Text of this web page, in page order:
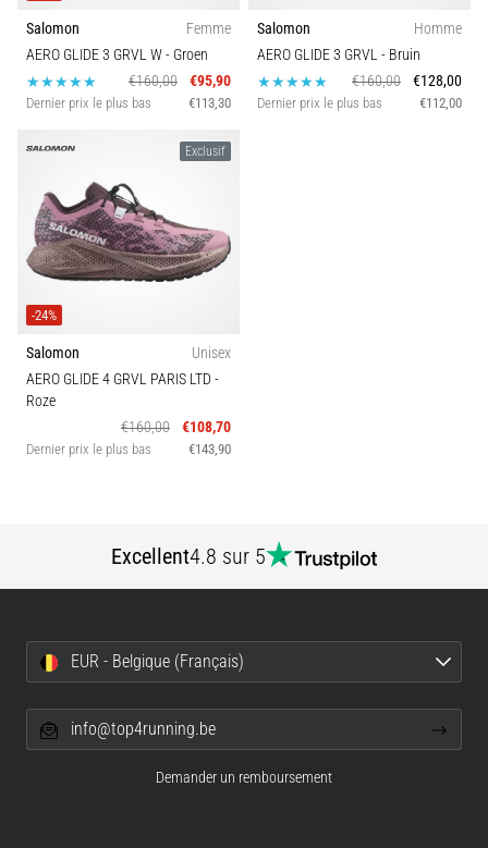
Salomon
Femme
AERO GLIDE 3 GRVL W- Groen
€160,00
€95,90
Dernier prix le plus bas €113,30
Salomon
Homme
AERO GLIDE 3 GRVL - Bruin
€160,00
€128,00
Dernier prix le plus bas €112,00
Exclusif
-24%
Salomon
Unisex
AERO GLIDE 4 GRVL PARIS LTD -
Roze
€160,00
€108,70
Dernier prix le plus bas €143,90
Excellent4.8 sur 5
EUR - Belgique (Français)
info@top4running.be
Demander un remboursement